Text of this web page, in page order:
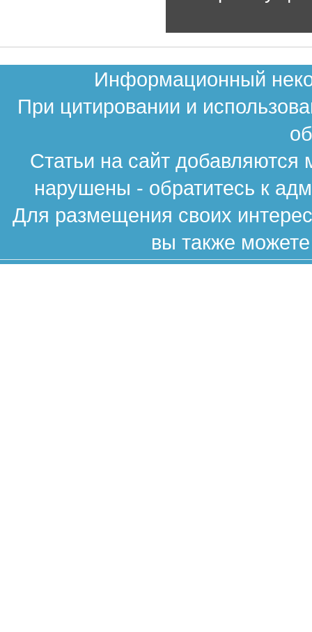
Информационный
При цитировании и
Статьи на сайт
нарушены - обратитесь к
Для размещения своих
вы также